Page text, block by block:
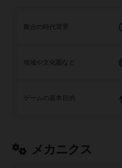
舞台の時代背景
地域や文化圏など
メカニクス